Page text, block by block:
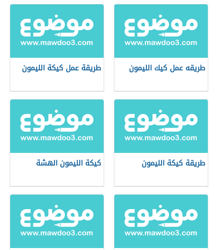
طريقه عمل كيك الليمون طريقة عمل كيكة الليمون
طريقة كيكة الليمون كيكة الليمون الهشة